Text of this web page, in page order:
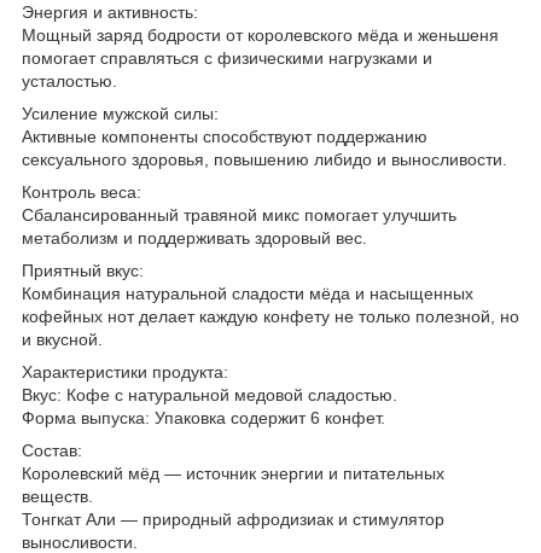
Энергия и активность:
Мощный заряд бодрости от королевского мёда и женьшеня
помогает справляться с физическими нагрузками и
усталостью.
Усиление мужской силы:
Активные компоненты способствуют поддержанию
сексуального здоровья, повышению либидо и выносливости.
Контроль веса:
Сбалансированный травяной микс помогает улучшить
метаболизм и поддерживать здоровый вес.
Приятный вкус:
Комбинация натуральной сладости мёда и насыщенных
кофейных нот делает каждую конфету не только полезной, но
и вкусной.
Характеристики продукта:
Вкус: Кофе с натуральной медовой сладостью.
Форма выпуска: Упаковка содержит 6 конфет.
Состав:
Королевский мёд — источник энергии и питательных
веществ.
Тонгкат Али — природный афродизиак и стимулятор
выносливости.